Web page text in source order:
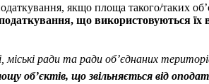
якщо площа такого/таких
що використовуються
міські ради та ради об’єднаних
об’єктів, що звільняється від